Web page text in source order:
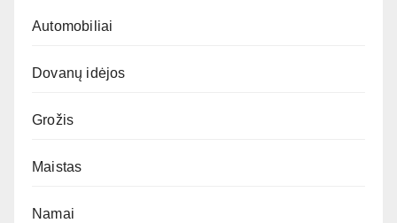
Automobiliai
Dovanų idėjos
Grožis
Maistas
Namai